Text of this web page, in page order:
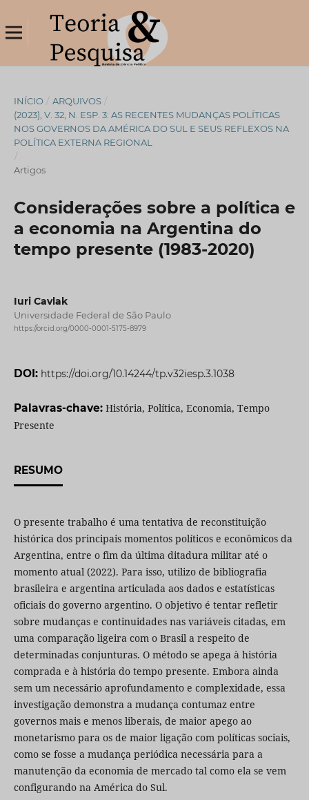
INÍCIO / ARQUIVOS /
(2023), V. 32, N. ESP. 3: AS RECENTES MUDANÇAS POLÍTICAS
NOS GOVERNOS DA AMÉRICA DO SUL E SEUS REFLEXOS NA
POLÍTICA EXTERNA REGIONAL
/
Artigos
Considerações sobre a política e
a economia na Argentina do
tempo presente (1983-2020)
Iuri Cavlak
Universidade Federal de São Paulo
https://orcid.org/0000-0001-5175-8979
DOI: https://doi.org/10.14244/tp.v32iesp.3.1038
Palavras-chave: História, Política, Economia, Tempo
Presente
RESUMO
O presente trabalho é uma tentativa de reconstituição
histórica dos principais momentos políticos e econômicos da
Argentina, entre o fim da última ditadura militar até o
momento atual (2022). Para isso, utilizo de bibliografia
brasileira e argentina articulada aos dados e estatísticas
oficiais do governo argentino. O objetivo é tentar refletir
sobre mudanças e continuidades nas variáveis citadas, em
uma comparação ligeira com o Brasil a respeito de
determinadas conjunturas. O método se apega à história
comprada e à história do tempo presente. Embora ainda
sem um necessário aprofundamento e complexidade, essa
investigação demonstra a mudança contumaz entre
governos mais e menos liberais, de maior apego ao
monetarismo para os de maior ligação com políticas sociais,
como se fosse a mudança periódica necessária para a
manutenção da economia de mercado tal como ela se vem
configurando na América do Sul.